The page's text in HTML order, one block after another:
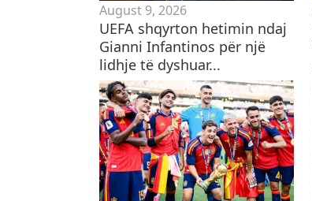
August 9, 2026
UEFA shqyrton hetimin ndaj
Gianni Infantinos për një
lidhje të dyshuar...